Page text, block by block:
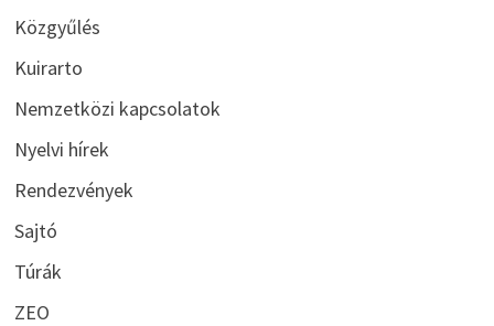
Közgyűlés
Kuirarto
Nemzetközi kapcsolatok
Nyelvi hírek
Rendezvények
Sajtó
Túrák
ZEO